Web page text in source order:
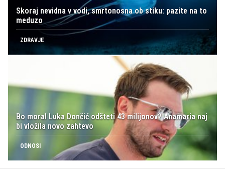
Skoraj nevidna v vodi, smrtonosna ob stiku: pazite na to
meduzo
ZDRAVJE
Bo moral Luka Dončić odšteti 43 milijonov? Anamaria naj
bi vložila novo zahtevo
ODNOSI